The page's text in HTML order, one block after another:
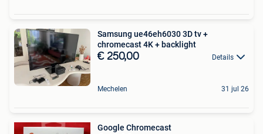
Samsung ue46eh6030 3D tv +
chromecast 4K + backlight
€ 250,00 Details
Mechelen 31 jul 26
Google Chromecast